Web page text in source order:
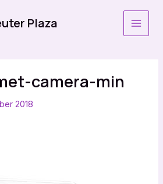
Plaza
camera-min
2018